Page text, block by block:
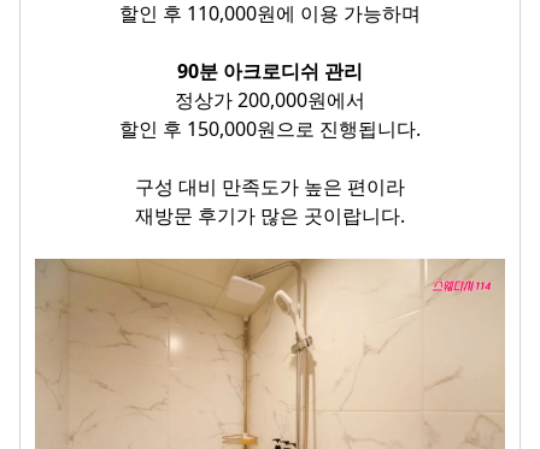
할인 후 110,000원에 이용 가능하며
90분 아크로디쉬 관리
정상가 200,000원에서
할인 후 150,000원으로 진행됩니다.
구성 대비 만족도가 높은 편이라
재방문 후기가 많은 곳이랍니다.